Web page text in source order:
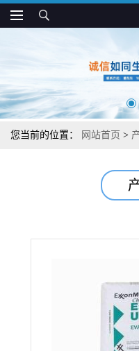
您当前的位置： 网站首页 >